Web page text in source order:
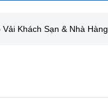
Vải Khách Sạn & Nhà Hàng